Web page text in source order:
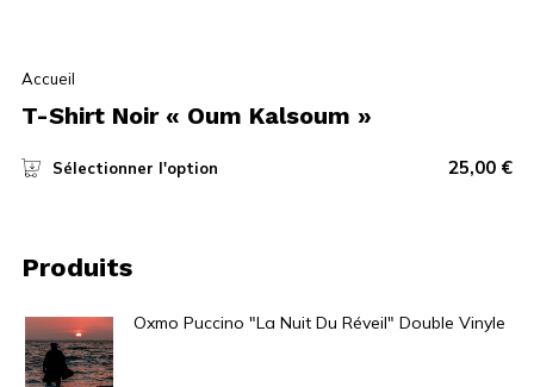
Accueil
T-Shirt Noir « Oum Kalsoum »
Sélectionner l'option 25,00 €
Produits
Oxmo Puccino "La Nuit Du Réveil" Double Vinyle